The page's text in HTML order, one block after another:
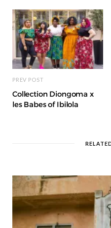
PREV POST
Collection Diongoma x
les Babes of Ibilola